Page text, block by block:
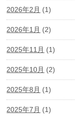
2026年2月 (1)
2026年1月 (2)
2025年11月 (1)
2025年10月 (2)
2025年8月 (1)
2025年7月 (1)